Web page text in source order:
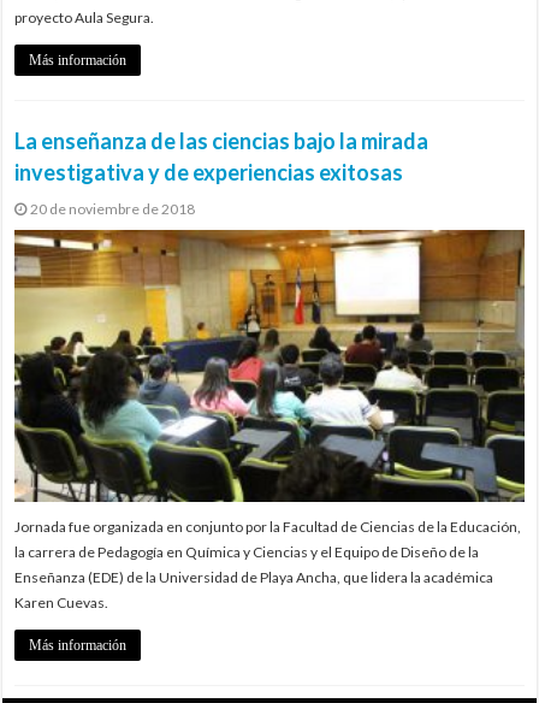
proyecto Aula Segura.
Más información
La enseñanza de las ciencias bajo la mirada
investigativa y de experiencias exitosas
20 de noviembre de 2018
Jornada fue organizada en conjunto por la Facultad de Ciencias de la Educación,
la carrera de Pedagogía en Química y Ciencias y el Equipo de Diseño de la
Enseñanza (EDE) de la Universidad de Playa Ancha, que lidera la académica
Karen Cuevas.
Más información